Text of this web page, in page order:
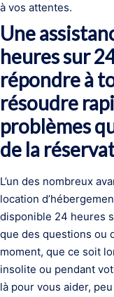
à vos attentes.
Une
heures sur
répondre à
résoudre
problèmes
de la
L’un des nombreux
location
disponible 24 heures
que des questions ou
moment, que ce soit
insolite ou pendant
là pour vous aider,